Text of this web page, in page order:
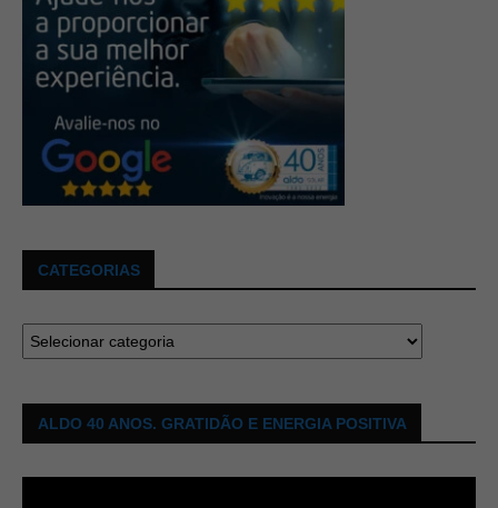
CATEGORIAS
ALDO 40 ANOS. GRATIDÃO E ENERGIA POSITIVA